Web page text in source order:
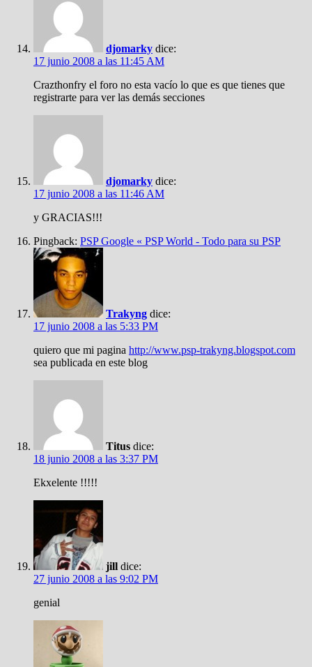
djomarky dice:
17 junio 2008 a las 11:45 AM
Crazthonfry el foro no esta vacío lo que es que tienes que
registrarte para ver las demás secciones
djomarky dice:
17 junio 2008 a las 11:46 AM
y GRACIAS!!!
Pingback: PSP Google « PSP World - Todo para su PSP
Trakyng dice:
17 junio 2008 a las 5:33 PM
quiero que mi pagina http://www.psp-trakyng.blogspot.com
sea publicada en este blog
Titus dice:
18 junio 2008 a las 3:37 PM
Ekxelente !!!!!
jill dice:
27 junio 2008 a las 9:02 PM
genial